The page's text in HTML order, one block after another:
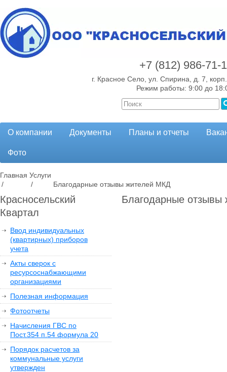
+7 (812) 986-71-
г. Красное Село, ул. Спирина, д. 7,
Режим работы: 9:00 до
О компании Документы Планы и отчеты
Фото
Главная
/
Услуги
/
Благодарные отзывы жителей МКД
Красносельский
Квартал
Ввод индивидуальных
(квартирных) приборов
учета
Акты сверок с
ресурсоснабжающими
организациями
Полезная информация
Фотоотчеты
Начисления ГВС по
Пост.354 п.54 формула 20
Порядок расчетов за
коммунальные услуги
утвержден
Благодарные